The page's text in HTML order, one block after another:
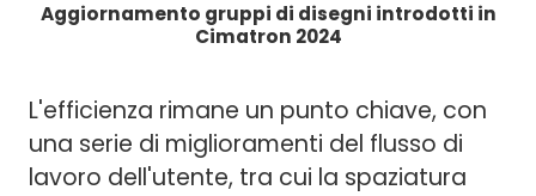
Aggiornamento gruppi di disegni introdotti in
Cimatron 2024
L'efficienza rimane un punto chiave, con
una serie di miglioramenti del flusso di
lavoro dell'utente, tra cui la spaziatura